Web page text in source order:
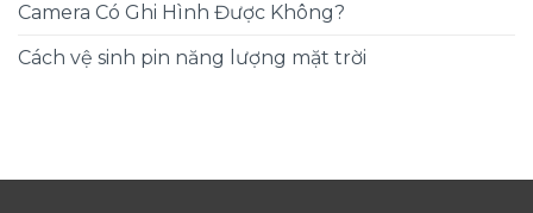
Camera Có Ghi Hình Được Không?
Cách vệ sinh pin năng lượng mặt trời